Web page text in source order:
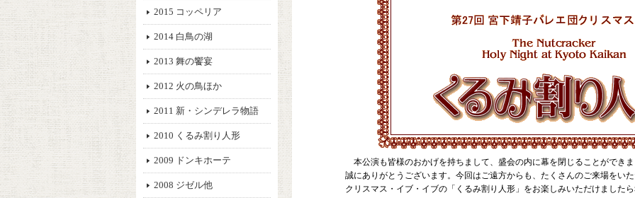
本公演も皆様のおかげを持ちまして、盛会の内に幕を閉じることができ
誠にありがとうございます。今回はご遠方からも、たくさんのご来場をい
クリスマス・イブ・イブの「くるみ割り人形」をお楽しみいただけました
2015 コッペリア
2014 白鳥の湖
2013 舞の饗宴
2012 火の鳥ほか
2011 新・シンデレラ物語
2010 くるみ割り人形
2009 ドンキホーテ
2008 ジゼル他